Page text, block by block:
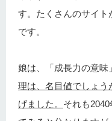
す。たくさんのサイト
です。
娘は、「成長力の意味
理は、名目値でしょ
げました。 それも